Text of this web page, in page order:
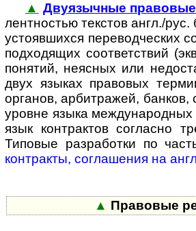
▲ Двуязычные
лен­т­нос­тью текстов англ./
устояв­шихся пере­вод­ческих
под­ходящих соответствий
понятий, неясных или
двух языках правовых
органов, арбитражей, банков,
уровне языка между­народных
язык контрактов согласно
Типовые разработки по
контракты, соглашения на
▲ Правовые